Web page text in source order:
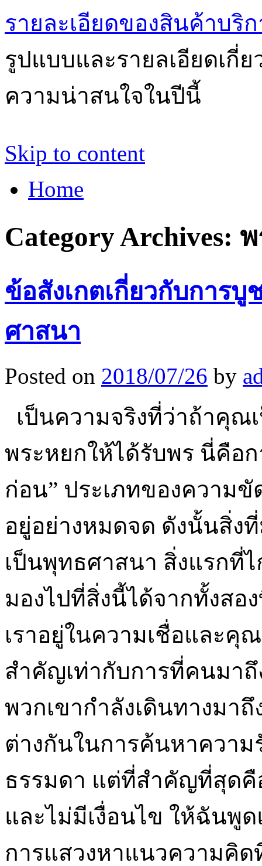
รายละเอียดของสินค้าบ
รูปแบบและรายลเอียดเกี่
ความน่าสนใจในปีนี้
Skip to content
Home
Category Archives:
ข้อสังเกตเกี่ยวกับการ
ศาสนา
Posted on 2018/07/26 by
เป็นความจริงที่ว่าถ้าคุ
พระหยกให้ได้รับพร นี่คือก
ก่อน” ประเภทของความ
อยู่อย่างหมดจด ดังนั้นสิ่ง
เป็นพุทธศาสนา สิ่งแรกที่
มองไปที่สิ่งนี้ได้จากทั้งส
เราอยู่ในความเชื่อและคุ
สำคัญเท่ากับการที่คนมา
พวกเขากำลังเดินทางมา
ต่างกันในการค้นหาความ
ธรรมดา แต่ที่สำคัญที่สุด
และไม่มีเงื่อนไข ให้ฉัน
การแสวงหาแนวความคิ